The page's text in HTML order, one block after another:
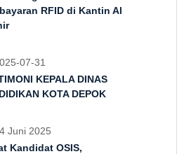
RFID di Kantin Al
07-31
KEPALA DINAS
KOTA DEPOK
Juni 2025
Kandidat OSIS,